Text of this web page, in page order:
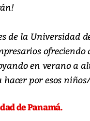
de la Universidad
en verano a
hacer por esos
de Panamá.